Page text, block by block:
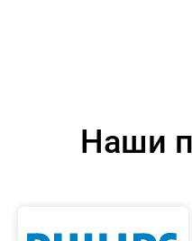
Наши